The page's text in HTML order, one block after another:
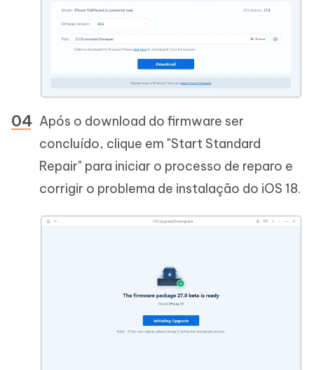
Após o download do firmware ser
concluído, clique em "Start Standard
Repair" para iniciar o processo de reparo e
corrigir o problema de instalação do iOS 18.